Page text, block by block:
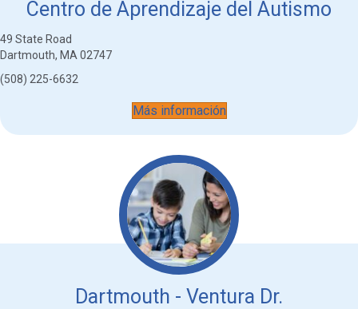
Centro de Aprendizaje del Autismo
49 State Road
Dartmouth, MA 02747
(508) 225-6632
Más información
Dartmouth - Ventura Dr.